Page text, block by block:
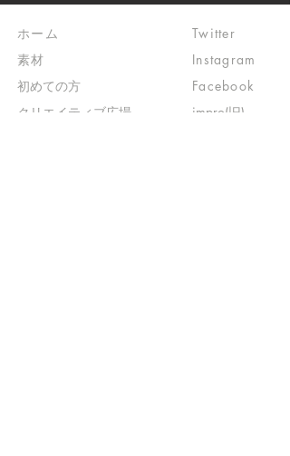
ホーム
素材
初めての方
​クリエイティブ広場
Twitter
Instagram
Facebook
impro(旧)​